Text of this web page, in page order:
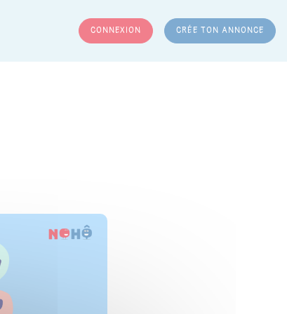
CONNEXION CRÉE TON ANNONCE